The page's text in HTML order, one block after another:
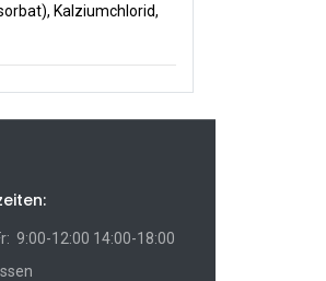
Kalziumchlorid,
9:00-12:00 14:00-18:00